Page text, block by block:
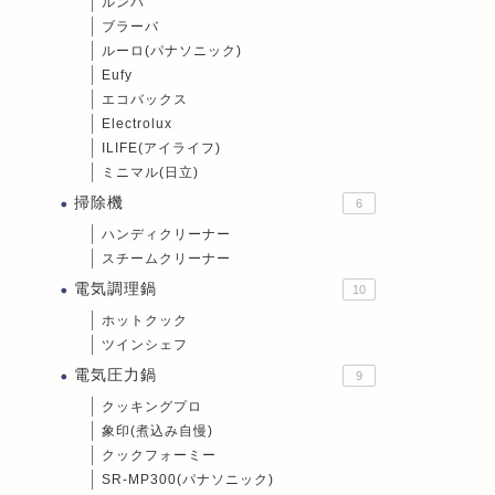
ブラーバ
ルーロ(パナソニック)
Eufy
エコバックス
Electrolux
ILIFE(アイライフ)
ミニマル(日立)
掃除機 6
ハンディクリーナー
スチームクリーナー
電気調理鍋 10
ホットクック
ツインシェフ
電気圧力鍋 9
クッキングプロ
象印(煮込み自慢)
クックフォーミー
SR-MP300(パナソニック)